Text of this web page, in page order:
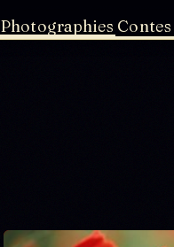
Photographies
Flamands roses
Contes